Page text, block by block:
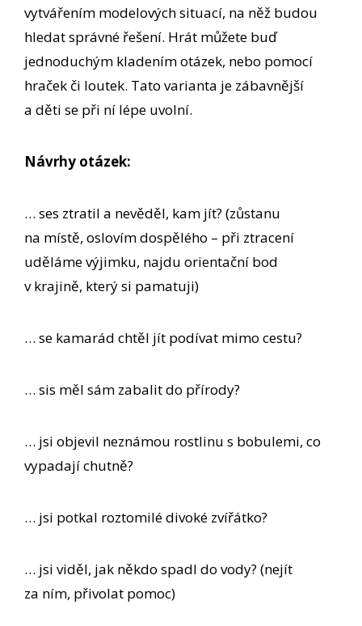
vytvářením modelových situací, na něž budou
hledat správné řešení. Hrát můžete buď
jednoduchým kladením otázek, nebo pomocí
hraček či loutek. Tato varianta je zábavnější
a děti se při ní lépe uvolní.
Návrhy otázek:
… ses ztratil a nevěděl, kam jít? (zůstanu
na místě, oslovím dospělého – při ztracení
uděláme výjimku, najdu orientační bod
v krajině, který si pamatuji)
… se kamarád chtěl jít podívat mimo cestu?
… sis měl sám zabalit do přírody?
… jsi objevil neznámou rostlinu s bobulemi, co
vypadají chutně?
… jsi potkal roztomilé divoké zvířátko?
… jsi viděl, jak někdo spadl do vody? (nejít
za ním, přivolat pomoc)